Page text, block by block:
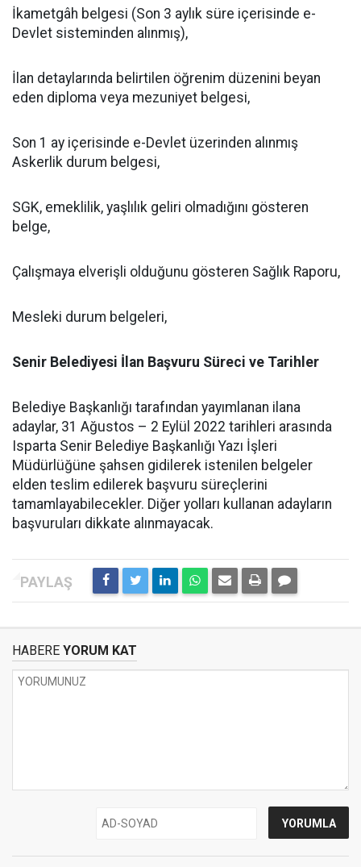
İkametgâh belgesi (Son 3 aylık süre içerisinde e-
Devlet sisteminden alınmış),
İlan detaylarında belirtilen öğrenim düzenini beyan
eden diploma veya mezuniyet belgesi,
Son 1 ay içerisinde e-Devlet üzerinden alınmış
Askerlik durum belgesi,
SGK, emeklilik, yaşlılık geliri olmadığını gösteren
belge,
Çalışmaya elverişli olduğunu gösteren Sağlık Raporu,
Mesleki durum belgeleri,
Senir Belediyesi İlan Başvuru Süreci ve Tarihler
Belediye Başkanlığı tarafından yayımlanan ilana
adaylar, 31 Ağustos – 2 Eylül 2022 tarihleri arasında
Isparta Senir Belediye Başkanlığı Yazı İşleri
Müdürlüğüne şahsen gidilerek istenilen belgeler
elden teslim edilerek başvuru süreçlerini
tamamlayabilecekler. Diğer yolları kullanan adayların
başvuruları dikkate alınmayacak.
HABERE YORUM KAT